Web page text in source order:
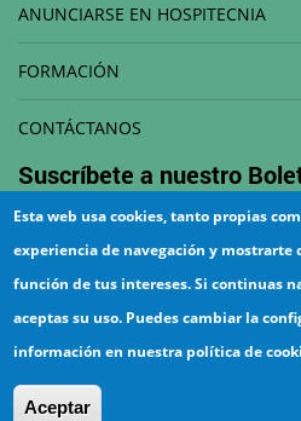
ANUNCIARSE EN HOSPITECNIA
FORMACIÓN
CONTÁCTANOS
Suscríbete a nuestro
¡Suscríbete!
Esta web usa cookies, tanto propias
experiencia de navegación y mostrarte
función de tus intereses. Si continuas
aceptas su uso. Puedes cambiar la
información en nuestra política de
Aceptar